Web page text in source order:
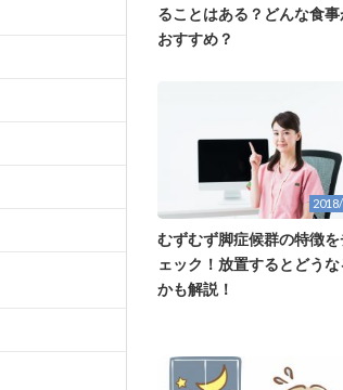
ることはある？どんな食事
おすすめ？
むずむず脚症候群の特徴を
ェック！放置するとどうな
かも解説！